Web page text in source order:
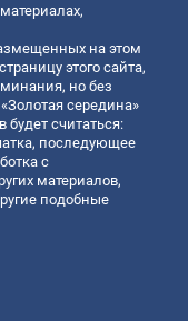
на этом
этого сайта,
но без
середина»
считаться:
последующее
с
материалов,
подобные